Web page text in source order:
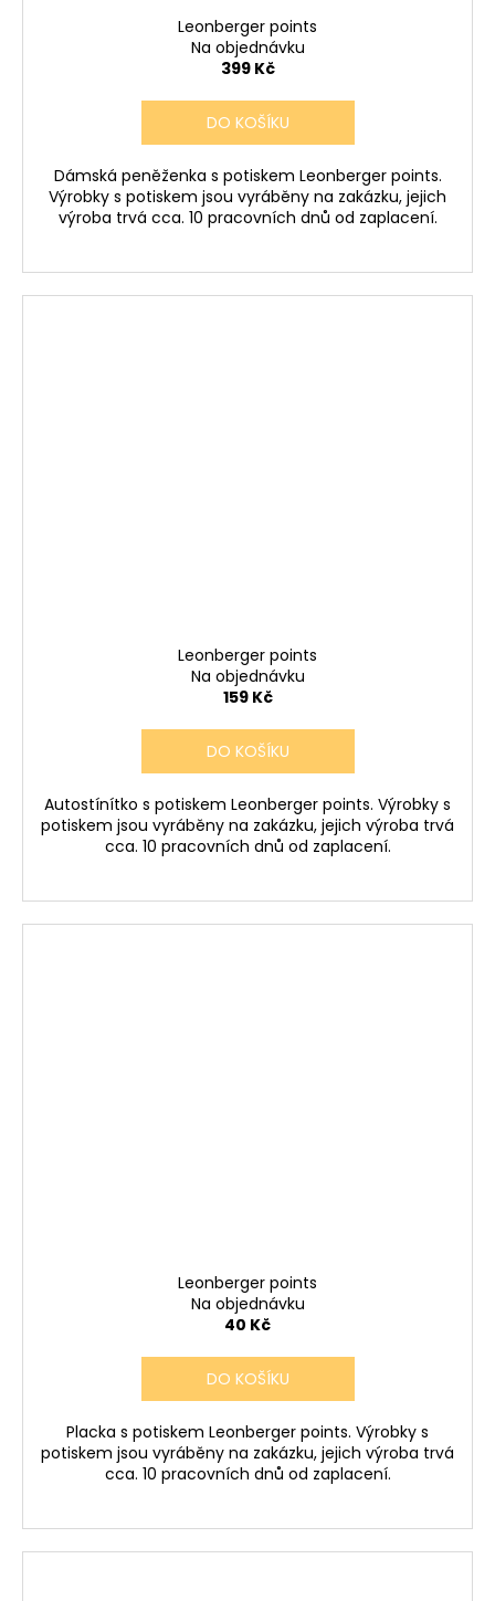
Leonberger points
Na objednávku
399 Kč
DO KOŠÍKU
Dámská peněženka s potiskem Leonberger points.
Výrobky s potiskem jsou vyráběny na zakázku, jejich
výroba trvá cca. 10 pracovních dnů od zaplacení.
Leonberger points
Na objednávku
159 Kč
DO KOŠÍKU
Autostínítko s potiskem Leonberger points. Výrobky s
potiskem jsou vyráběny na zakázku, jejich výroba trvá
cca. 10 pracovních dnů od zaplacení.
Leonberger points
Na objednávku
40 Kč
DO KOŠÍKU
Placka s potiskem Leonberger points. Výrobky s
potiskem jsou vyráběny na zakázku, jejich výroba trvá
cca. 10 pracovních dnů od zaplacení.